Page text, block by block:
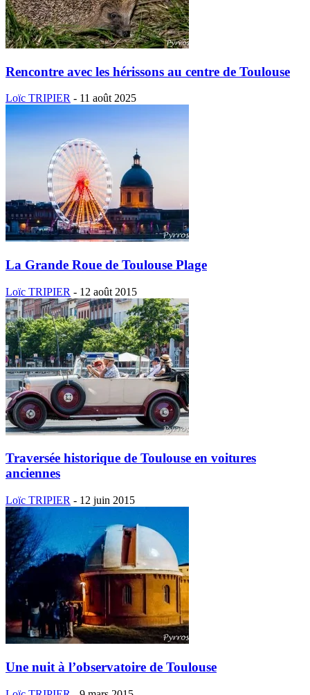
Rencontre avec les hérissons au centre de Toulouse
Loïc TRIPIER - 11 août 2025
La Grande Roue de Toulouse Plage
Loïc TRIPIER - 12 août 2015
Traversée historique de Toulouse en voitures
anciennes
Loïc TRIPIER - 12 juin 2015
Une nuit à l’observatoire de Toulouse